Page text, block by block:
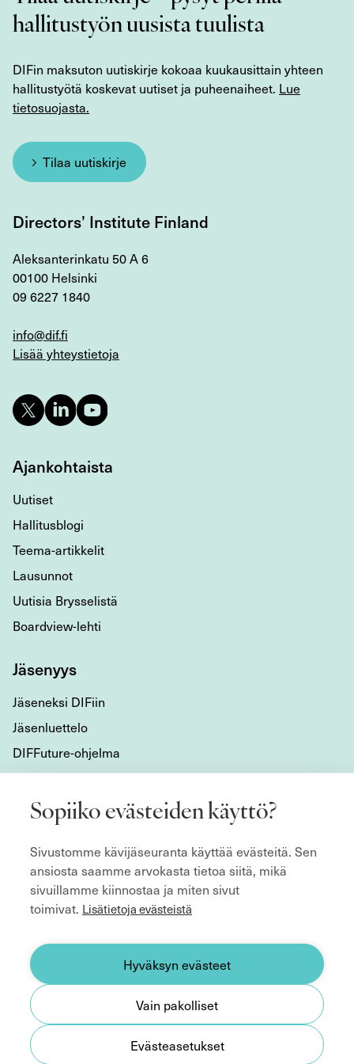
Sopiiko evästeiden käyttö?
Sivustomme kävijäseuranta käyttää evästeitä. Sen
ansiosta saamme arvokasta tietoa siitä, mikä
sivuillamme kiinnostaa ja miten sivut
toimivat. Lisätietoja evästeistä
Hyväksyn evästeet
Vain pakolliset
Evästeasetukset
hallitustyön uusista tuulista
DIFin maksuton uutiskirje kokoaa kuukausittain yhteen
hallitustyötä koskevat uutiset ja puheenaiheet. Lue
tietosuojasta.
Tilaa uutiskirje
Directors’ Institute Finland
Aleksanterinkatu 50 A 6
00100 Helsinki
09 6227 1840
info@dif.fi
Lisää yhteystietoja
Ajankohtaista
Uutiset
Hallitusblogi
Teema-artikkelit
Lausunnot
Uutisia Brysselistä
Boardview-lehti
Jäsenyys
Jäseneksi DIFiin
Jäsenluettelo
DIFFuture-ohjelma
Tietoa meistä
Mikä DIF on?
Organisaatio
Hyvän hallitustyön kulmakivet
Säännöt
Etsitkö hallitusjäsentä?
Yhteystiedot
Medialle